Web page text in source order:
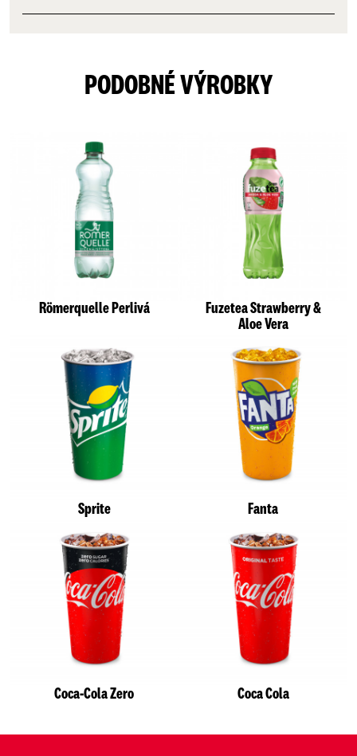
PODOBNÉ VÝROBKY
Römerquelle Perlivá
Fuzetea Strawberry &
Aloe Vera
Sprite Fanta
Coca-Cola Zero Coca Cola